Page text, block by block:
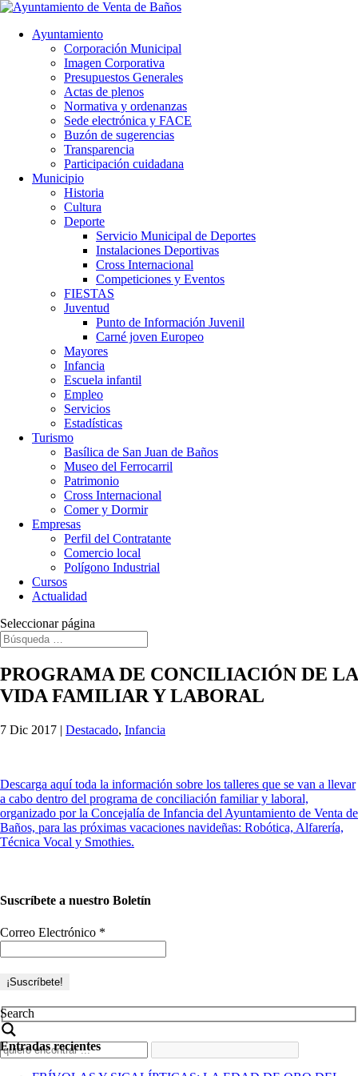
Ayuntamiento
Corporación Municipal
Imagen Corporativa
Presupuestos Generales
Actas de plenos
Normativa y ordenanzas
Sede electrónica y FACE
Buzón de sugerencias
Transparencia
Participación cuidadana
Municipio
Historia
Cultura
Deporte
Servicio Municipal de Deportes
Instalaciones Deportivas
Cross Internacional
Competiciones y Eventos
FIESTAS
Juventud
Punto de Información Juvenil
Carné joven Europeo
Mayores
Infancia
Escuela infantil
Empleo
Servicios
Estadísticas
Turismo
Basílica de San Juan de Baños
Museo del Ferrocarril
Patrimonio
Cross Internacional
Comer y Dormir
Empresas
Perfil del Contratante
Comercio local
Polígono Industrial
Cursos
Actualidad
Seleccionar página
PROGRAMA DE CONCILIACIÓN DE LA
VIDA FAMILIAR Y LABORAL
7 Dic 2017 | Destacado, Infancia
Descarga aquí toda la información sobre los talleres que se van a llevar
a cabo dentro del programa de conciliación familiar y laboral,
organizado por la Concejalía de Infancia del Ayuntamiento de Venta de
Baños, para las próximas vacaciones navideñas: Robótica, Alfarería,
Técnica Vocal y Smothies.
Suscríbete a nuestro Boletín
Correo Electrónico *
Search
Entradas recientes